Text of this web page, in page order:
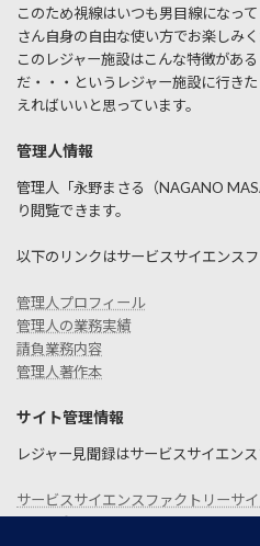
このため視線はいつも男目線になっ
さん自身の自由な使い方でお楽しみく
このレジャー施設はこんな特徴があ
だ・・・というレジャー施設に行き
えればいいと思っています。
管理人情報
管理人「永野まさる（NAGANO
り閲覧できます。
以下のリンクはサービスサイエンス
管理人プロフィール
管理人の業務実績
請負業務内容
管理人著作本
サイト管理情報
レジャー見聞録はサービスサイエン
サービスサイエンスファクトリーサイ